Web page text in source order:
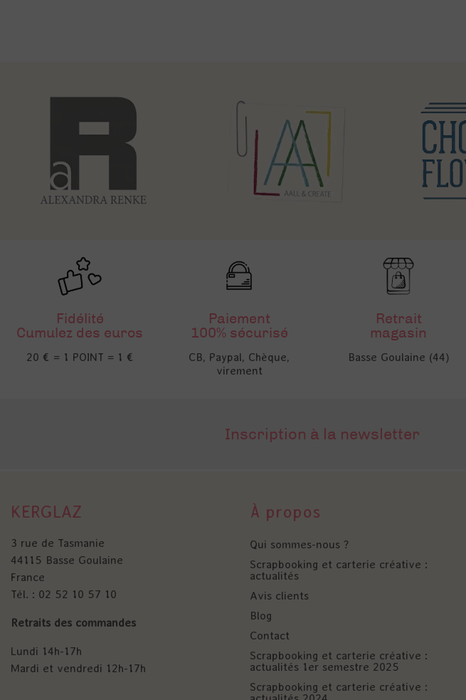
Fidélité
Cumulez des euros
20 € = 1 POINT = 1 €
Paiement
100% sécurisé
CB, Paypal, Chèque,
virement
Retrait
magasin
Basse Goulaine (44)
Inscription à la newsletter
KERGLAZ
3 rue de Tasmanie
44115 Basse Goulaine
France
Tél. : 02 52 10 57 10
Retraits des commandes
Lundi 14h-17h
Mardi et vendredi 12h-17h
À propos
Qui sommes-nous ?
Scrapbooking et carterie créative :
actualités
Avis clients
Blog
Contact
Scrapbooking et carterie créative :
actualités 1er semestre 2025
Scrapbooking et carterie créative :